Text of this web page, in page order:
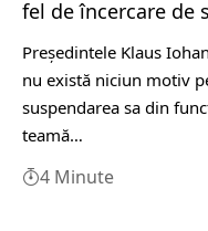
fel de încercare de
Preşedintele Klaus
nu există niciun motiv
suspendarea sa din
teamă…
4 Minute